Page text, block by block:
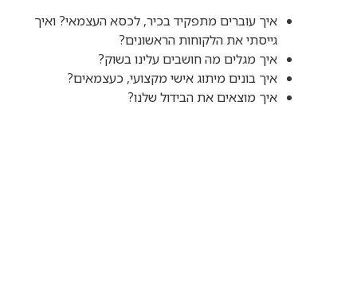
איך עוברים מתפקיד בכיר, לכסא העצמאי? ואיך
גייסתי את הלקוחות הראשונים?
איך מגלים מה חושבים עלינו בשוק?
איך בונים מיתוג אישי מקצועי, כעצמאים?
איך מוצאים את הבידול שלנו?